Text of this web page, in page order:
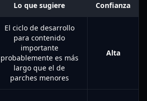
Lo que sugiere Confianza
El ciclo de desarrollo
para contenido
importante
probablemente es más
largo que el de
parches menores
Alta